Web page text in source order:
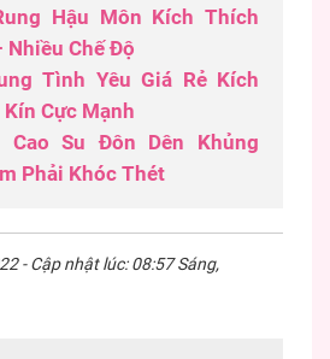
Hậu Môn Kích Thích
Nhiều Chế Độ
Tình Yêu Giá Rẻ Kích
Cực Mạnh
Cao Su Đôn Dên Khủng
Phải Khóc Thét
- Cập nhật lúc: 08:57 Sáng,